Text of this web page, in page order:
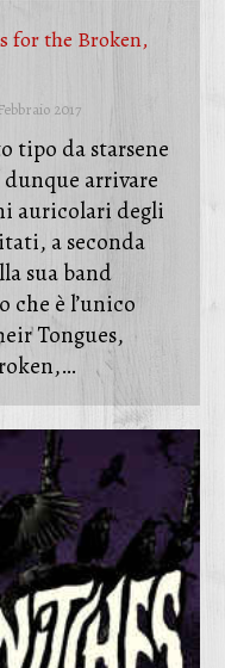
for the Broken,
2017
tipo da starsene
arrivare
auricolari degli
a seconda
sua band
che è l’unico
Tongues,